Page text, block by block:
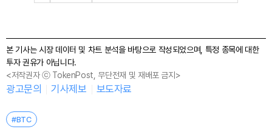
본 기사는 시장 데이터 및 차트 분석을 바탕으로 작성되었으며, 특정 종목에 대한
투자 권유가 아닙니다.
<저작권자 ⓒ TokenPost, 무단전재 및 재배포 금지>
광고문의 기사제보 보도자료
#BTC